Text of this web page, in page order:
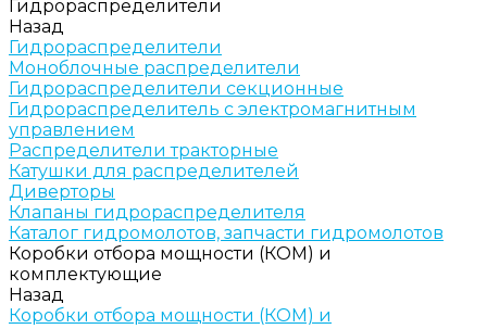
Гидрораспределители
Назад
Гидрораспределители
Моноблочные распределители
Гидрораспределители секционные
Гидрораспределитель с электромагнитным
управлением
Распределители тракторные
Катушки для распределителей
Диверторы
Клапаны гидрораспределителя
Каталог гидромолотов, запчасти гидромолотов
Коробки отбора мощности (КОМ) и
комплектующие
Назад
Коробки отбора мощности (КОМ) и